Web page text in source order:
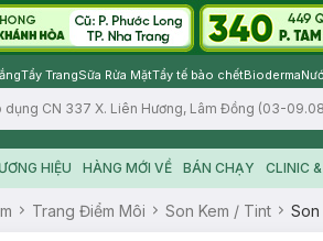
Tẩy TrangSữa Rửa MặtTẩy tế bào chếtBioderma
HIỆU HÀNG MỚI VỀ BÁN CHẠY CLINIC
Trang Điểm Môi Son Kem / Tint Son